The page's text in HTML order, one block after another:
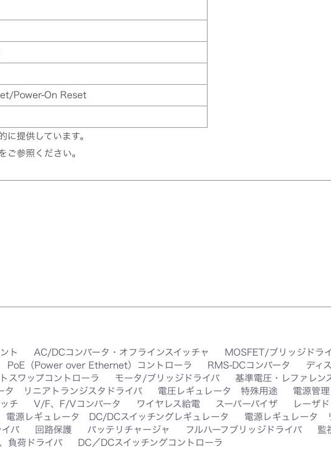
Power-On Reset
に提供しています。
ご参照ください。
ト AC/DCコンバータ・オフラインスイッチャ
MOSFET/ブリッジドラ
PoE（Power over Ethernet）コントローラ RMS-DCコンバータ
ディ
スワップコントローラ モータ/ブリッジドライバ
基準電圧・レファレン
タ リニアトランジスタドライバ 電圧レギュレータ 特殊用途 電源管
チ V/F、F/Vコンバータ ワイヤレス給電 スーパーバイザ
レーザ
電源レギュレータ DC/DCスイッチングレギュレータ
電源レギュレータ
イバ 回路保護 バッテリチャージャ フルハーフブリッジドライバ
監
負荷ドライバ DC／DCスイッチングコントローラ